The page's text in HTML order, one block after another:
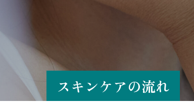
スキンケアの流れ